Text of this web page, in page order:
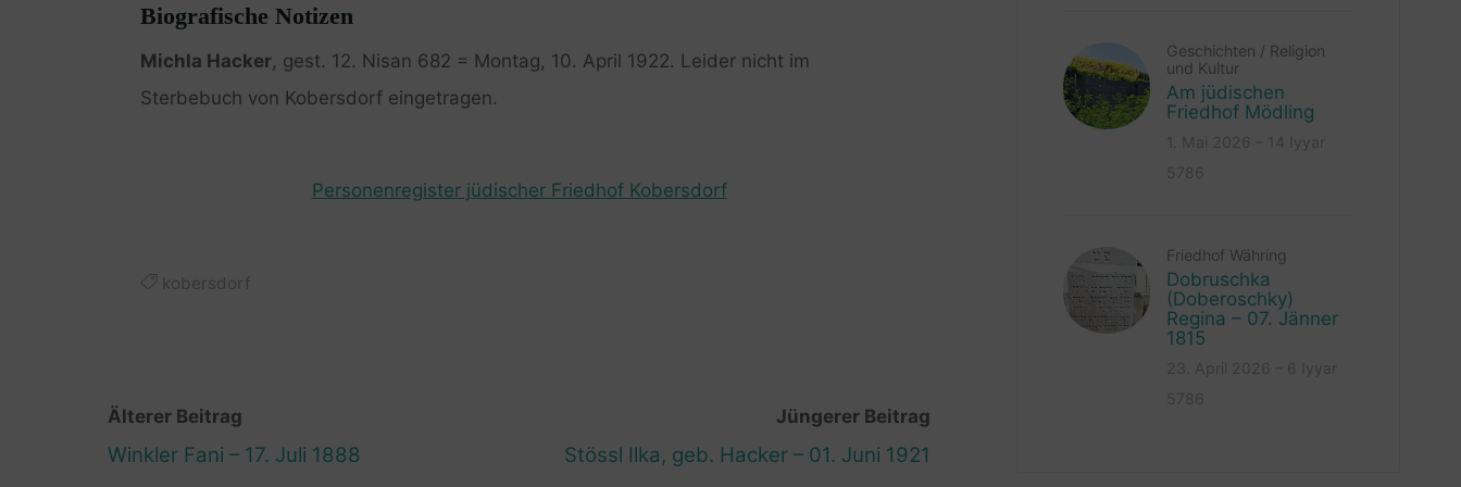
Biografische Notizen
Michla Hacker, gest. 12. Nisan 682 = Montag, 10. April 1922. Leider nicht im
Sterbebuch von Kobersdorf eingetragen.
Personenregister jüdischer Friedhof Kobersdorf
kobersdorf
Älterer Beitrag
Winkler Fani – 17. Juli 1888
Jüngerer Beitrag
Stössl Ilka, geb. Hacker – 01. Juni 1921
Geschichten / Religion
und Kultur
Am jüdischen
Friedhof Mödling
Friedhof Währing
Dobruschka
(Doberoschky)
Regina – 07. Jänner
1815